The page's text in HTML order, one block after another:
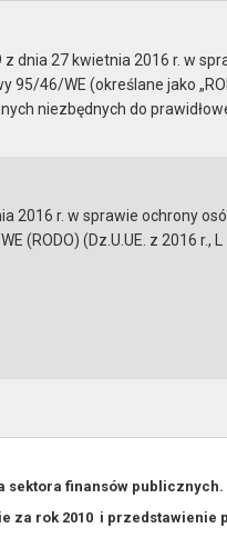
sektora finansów publicznych.
za rok 2010 i przedstawienie
dnia 27 kwietnia 2016 r. w
46/WE (określane jako
niezbędnych do
2016 r. w sprawie ochrony
(Dz.U.UE. z 2016 r.,
gminnym (Dz.U. z
wobec Gminy;